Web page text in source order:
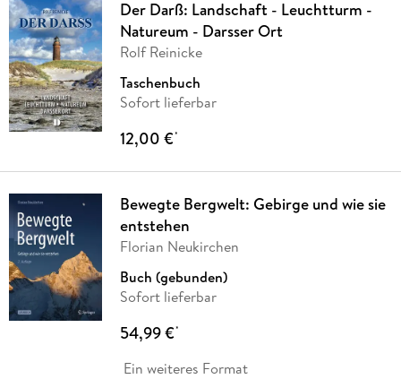
Der Darß: Landschaft - Leuchtturm -
Natureum - Darsser Ort
Rolf Reinicke
Taschenbuch
Sofort lieferbar
12,00 €*
Bewegte Bergwelt: Gebirge und wie sie
entstehen
Florian Neukirchen
Buch (gebunden)
Sofort lieferbar
54,99 €*
Ein weiteres Format